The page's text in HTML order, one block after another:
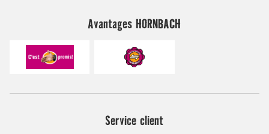
Avantages HORNBACH
Service client